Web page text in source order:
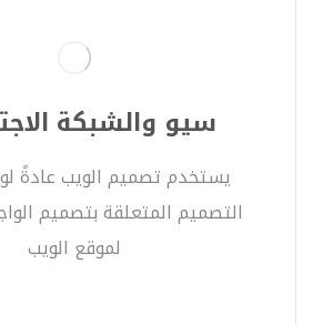
سيو والشبكة
يستخدم تصميم الويب عادةً
التصميم المتعلقة بتصميم
لموقع الويب